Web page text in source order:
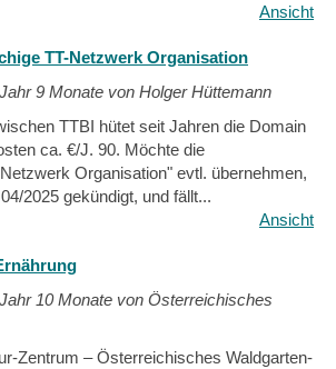
Ansicht
TT-Netzwerk Organisation
9 Monate von Holger Hüttemann
TTBI hütet seit Jahren die Domain
ca. €/J. 90. Möchte die
Organisation" evtl. übernehmen,
2025 gekündigt, und fällt...
Ansicht
10 Monate von Österreichisches
Zentrum – Österreichisches Waldgarten-